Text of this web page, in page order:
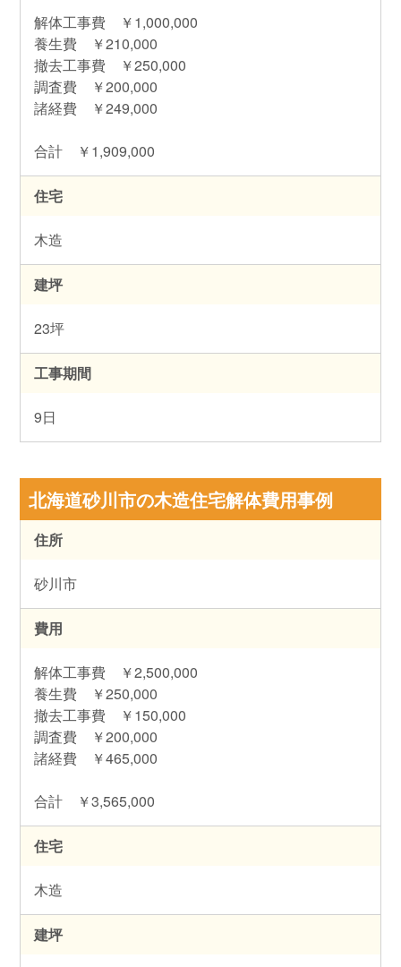
解体工事費 ￥1,000,000
養生費 ￥210,000
撤去工事費 ￥250,000
調査費 ￥200,000
諸経費 ￥249,000
合計 ￥1,909,000
住宅
木造
建坪
23坪
工事期間
9日
北海道砂川市の木造住宅解体費用事例
住所
砂川市
費用
解体工事費 ￥2,500,000
養生費 ￥250,000
撤去工事費 ￥150,000
調査費 ￥200,000
諸経費 ￥465,000
合計 ￥3,565,000
住宅
木造
建坪